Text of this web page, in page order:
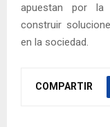
apuestan por la
construir
en la sociedad.
COMPARTIR